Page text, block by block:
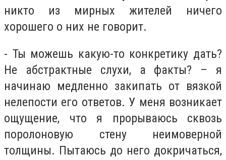
никто из мирных жителей ничего
хорошего о них не говорит.
- Ты можешь какую-то конкретику дать?
Не абстрактные слухи, а факты? – я
начинаю медленно закипать от вязкой
нелепости его ответов. У меня возникает
ощущение, что я прорываюсь сквозь
поролоновую стену неимоверной
толщины. Пытаюсь до него докричаться,